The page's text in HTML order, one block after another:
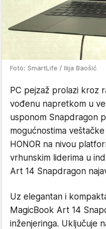
Foto: SmartLife / Ilija Baošić
PC pejzaž prolazi kroz
vođenu napretkom u
usponom Snapdragon
mogućnostima
HONOR na nivou
vrhunskim liderima u
Art 14 Snapdragon
Uz elegantan i
MagicBook Art 14
inženjeringa. Uključuje